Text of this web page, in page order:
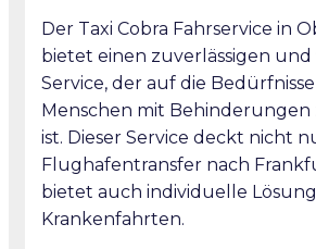
Der Taxi Cobra Fahrservice in
bietet einen zuverlässigen
Service, der auf die
Menschen mit
ist. Dieser Service deckt nicht
Flughafentransfer nach
bietet auch individuelle
Krankenfahrten.